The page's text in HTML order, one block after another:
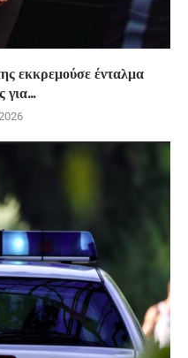
εκκρεμούσε ένταλμα
για...